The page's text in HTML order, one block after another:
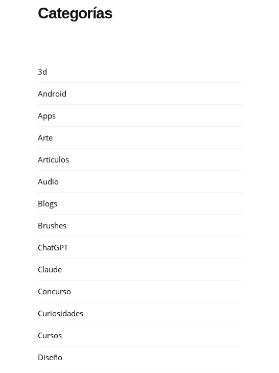
Categorías
3d
Android
Apps
Arte
Artículos
Audio
Blogs
Brushes
ChatGPT
Claude
Concurso
Curiosidades
Cursos
Diseño